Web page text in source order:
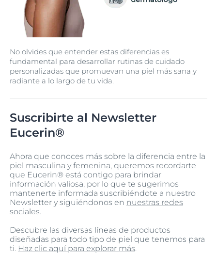
No olvides que entender estas diferencias es
fundamental para desarrollar rutinas de cuidado
personalizadas que promuevan una piel más sana y
radiante a lo largo de tu vida.
Suscribirte al Newsletter
Eucerin®
Ahora que conoces más sobre la diferencia entre la
piel masculina y femenina, queremos recordarte
que Eucerin® está contigo para brindar
información valiosa, por lo que te sugerimos
mantenerte informada suscribiéndote a nuestro
Newsletter y siguiéndonos en nuestras redes
sociales.
Descubre las diversas líneas de productos
diseñadas para todo tipo de piel que tenemos para
ti. Haz clic aquí para explorar más.